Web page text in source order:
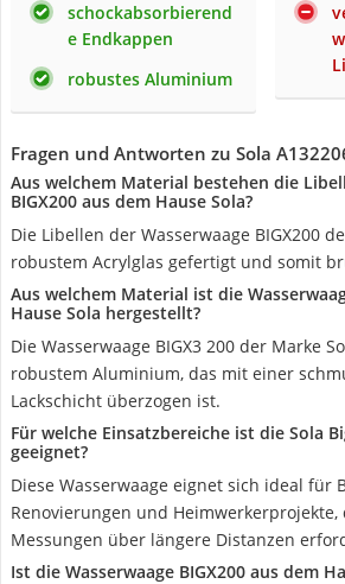
schockabsorbierend
e Endkappen
robustes Aluminium
Fragen und Antworten zu Sola
Aus welchem Material bestehen die
BIGX200 aus dem Hause Sola?
Die Libellen der Wasserwaage BIGX200
robustem Acrylglas gefertigt und somit
Aus welchem Material ist die
Hause Sola hergestellt?
Die Wasserwaage BIGX3 200 der Marke
robustem Aluminium, das mit einer
Lackschicht überzogen ist.
Für welche Einsatzbereiche ist die Sola
geeignet?
Diese Wasserwaage eignet sich ideal für
Renovierungen und Heimwerkerprojekte,
Messungen über längere Distanzen
Ist die Wasserwaage BIGX200 aus dem